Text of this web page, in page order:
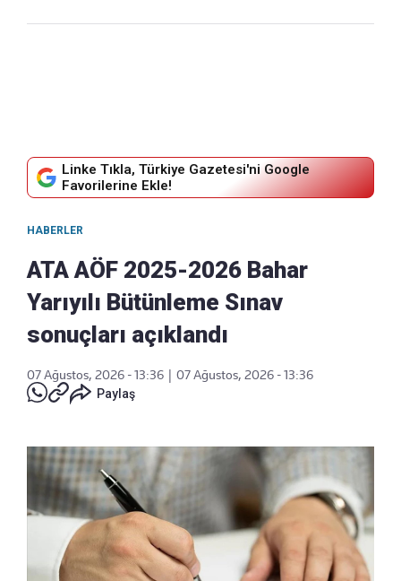
Linke Tıkla, Türkiye Gazetesi'ni Google
Favorilerine Ekle!
HABERLER
ATA AÖF 2025-2026 Bahar
Yarıyılı Bütünleme Sınav
sonuçları açıklandı
07 Ağustos, 2026 - 13:36
07 Ağustos, 2026 - 13:36
Paylaş